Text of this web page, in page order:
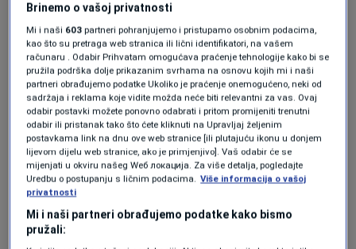
energetsku krizu i ozbiljno uzdrmao svjetsku
ekonomiju. U kratkom obraćanju medijima,
Trump je potvrdio da očekuje odgovor Irana
„veoma uskoro“.
Katarski tanker kao test
povjerenja
Najznačajniji praktični pomak na terenu je
kretanje katarskog tankera sa ukapljenim
Brinemo o vašoj privatnosti
Mi i naši 603 partneri pohranjujemo i pristupamo osobnim podacima,
kao što su pretraga web stranica ili lični identifikatori, na vašem
računaru . Odabir Prihvatam omogućava praćenje tehnologije kako bi se
pružila podrška dolje prikazanim svrhama na osnovu kojih mi i naši
partneri obrađujemo podatke Ukoliko je praćenje onemogućeno, neki od
sadržaja i reklama koje vidite možda neće biti relevantni za vas. Ovaj
odabir postavki možete ponovno odabrati i pritom promijeniti trenutni
odabir ili pristanak tako što ćete kliknuti na Upravljaj željenim
postavkama link na dnu ove web stranice [ili plutajuću ikonu u donjem
lijevom dijelu web stranice, ako je primjenjivo]. Vaš odabir će se
mijenjati u okviru našeg Wеб локација. Za više detalja, pogledajte
Uredbu o postupanju s ličnim podacima. Više informacija o vašoj
privatnosti
Mi i naši partneri obrađujemo podatke kako bismo
pružali: